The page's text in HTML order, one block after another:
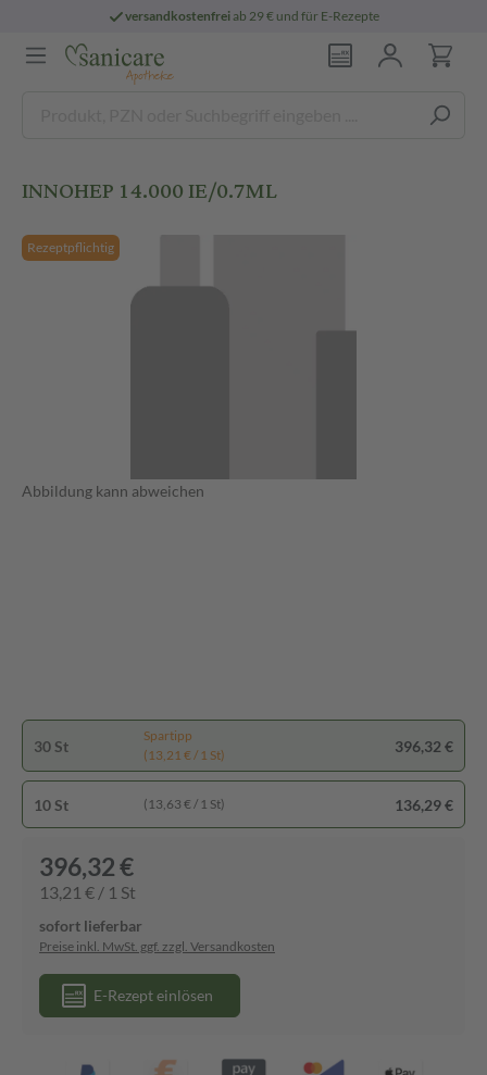
versandkostenfreiab 29 € und für E-Rezepte
INNOHEP 14.000 IE/0.7ML
Rezeptpflichtig
Abbildung kann abweichen
30 St
Spartipp
(13,21 € / 1 St)
396,32 €
10 St (13,63 € / 1 St) 136,29 €
396,32 €
13,21 € / 1 St
sofort lieferbar
Preise inkl. MwSt. ggf. zzgl. Versandkosten
E-Rezept einlösen